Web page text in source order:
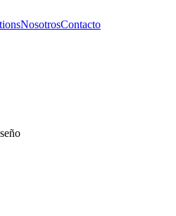
NosotrosContacto